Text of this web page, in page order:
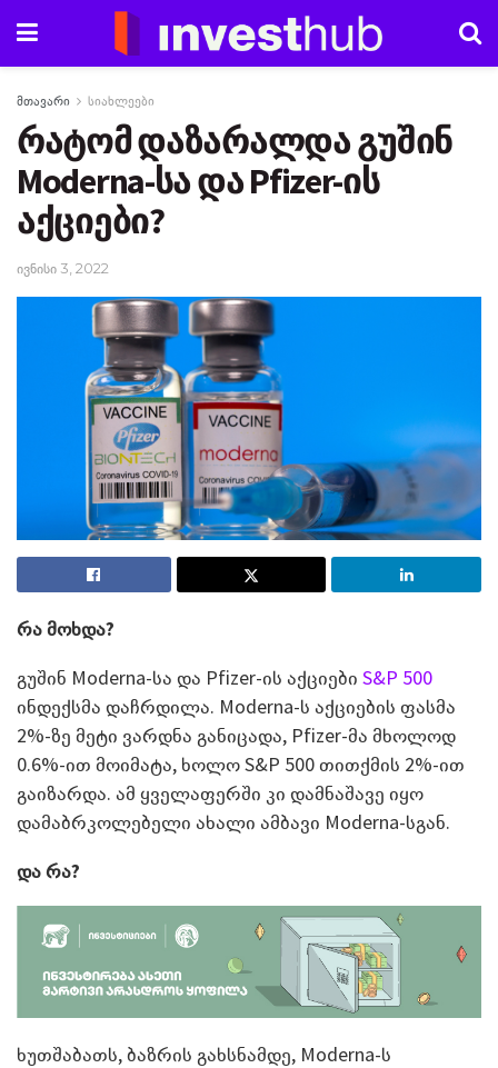
მთავარი სიახლეები
რატომ დაზარალდა გუშინ
Moderna-სა და Pfizer-ის
აქციები?
ივნისი 3, 2022
რა მოხდა?
გუშინ Moderna-სა და Pfizer-ის აქციები S&P 500
ინდექსმა დაჩრდილა. Moderna-ს აქციების ფასმა
2%-ზე მეტი ვარდნა განიცადა, Pfizer-მა მხოლოდ
0.6%-ით მოიმატა, ხოლო S&P 500 თითქმის 2%-ით
გაიზარდა. ამ ყველაფერში კი დამნაშავე იყო
დამაბრკოლებელი ახალი ამბავი Moderna-სგან.
და რა?
ხუთშაბათს, ბაზრის გახსნამდე, Moderna-ს